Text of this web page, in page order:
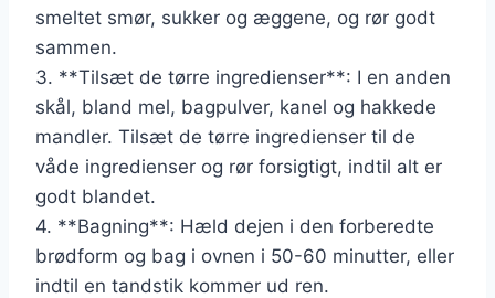
smeltet smør, sukker og æggene, og rør godt
sammen.
3. **Tilsæt de tørre ingredienser**: I en anden
skål, bland mel, bagpulver, kanel og hakkede
mandler. Tilsæt de tørre ingredienser til de
våde ingredienser og rør forsigtigt, indtil alt er
godt blandet.
4. **Bagning**: Hæld dejen i den forberedte
brødform og bag i ovnen i 50-60 minutter, eller
indtil en tandstik kommer ud ren.